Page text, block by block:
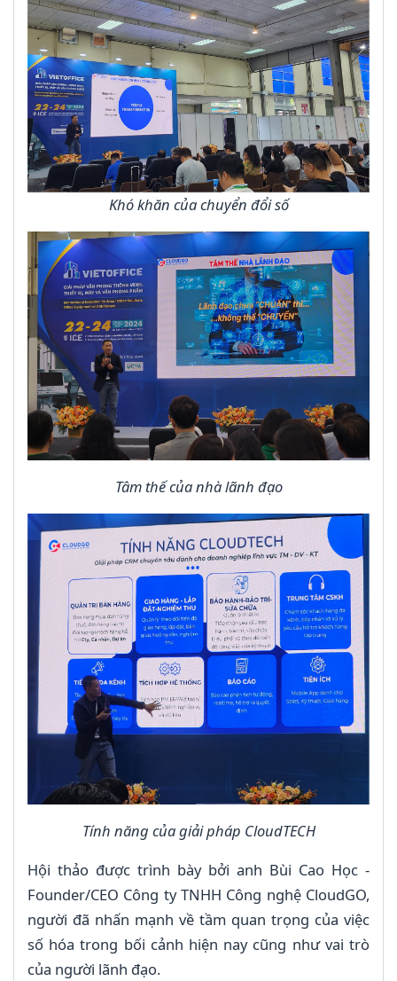
Khó khăn của chuyển đổi số
Tâm thế của nhà lãnh đạo
Tính năng của giải pháp CloudTECH
Hội thảo được trình bày bởi anh Bùi Cao Học -
Founder/CEO Công ty TNHH Công nghệ CloudGO,
người đã nhấn mạnh về tầm quan trọng của việc
số hóa trong bối cảnh hiện nay cũng như vai trò
của người lãnh đạo.